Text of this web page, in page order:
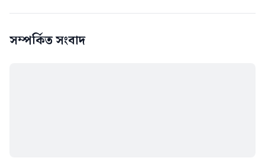
সম্পর্কিত সংবাদ